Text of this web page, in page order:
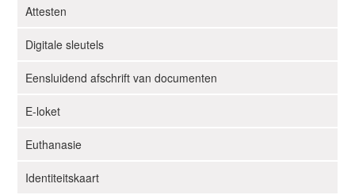
v
i
a
i
e
Attesten
Digitale sleutels
Eensluidend afschrift van documenten
E-loket
Euthanasie
Identiteitskaart